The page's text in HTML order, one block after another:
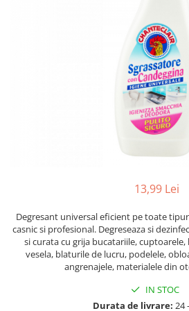
Soluții anticalcar, piatră și rugină
Detergenți diverse suprafețe
Detergenți pardoseli
Lemn și parchet
Gresie, piatră și granit
Apă micelară
Demachiant
Șervețele demachiante
Îngrijire bebeluși
13,99 Lei
Degresant universal eficient pe toate
casnic si profesional. Degreseaza si
si curata cu grija bucatariile,
vesela, blaturile de lucru, podelele,
angrenajele, materialele din
IN STOC
Durata de livrare: 24